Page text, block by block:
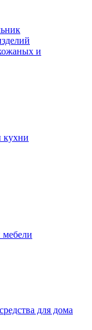
и
кухни
мебели
для дома